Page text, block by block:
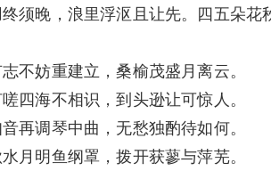
须晚，浪里浮沤且让先。四五朵
不妨重建立，桑榆茂盛月离云。
四海不相识，到头逊让可惊人。
再调琴中曲，无愁独酌待如何。
月明鱼纲罩，拨开获蓼与萍芜。